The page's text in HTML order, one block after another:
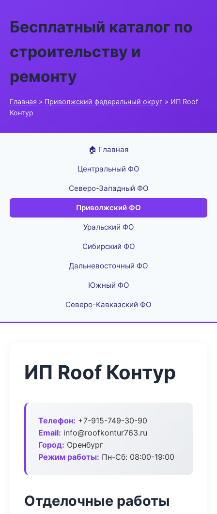
Бесплатный каталог по
строительству и
ремонту
Главная » Приволжский федеральный округ » ИП Roof
Контур
🏠 Главная
Центральный ФО
Северо-Западный ФО
Приволжский ФО
Уральский ФО
Сибирский ФО
Дальневосточный ФО
Южный ФО
Северо-Кавказский ФО
ИП Roof Контур
Телефон: +7-915-749-30-90
Email: info@roofkontur763.ru
Город: Оренбург
Режим работы: Пн-Сб: 08:00-19:00
Отделочные работы